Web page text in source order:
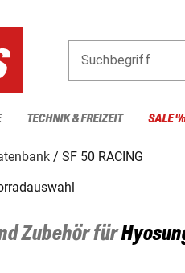
Suchbegriff
TECHNIK & FREIZEIT SALE %
SF 50 RACING
Zubehör für